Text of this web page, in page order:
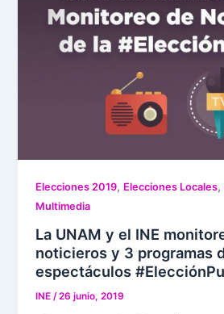
Elecciones 2019, Elecciones Locales,
Multimedia
La UNAM y el INE
noticieros y 3 programas
espectáculos
INE/26 junio, 2019